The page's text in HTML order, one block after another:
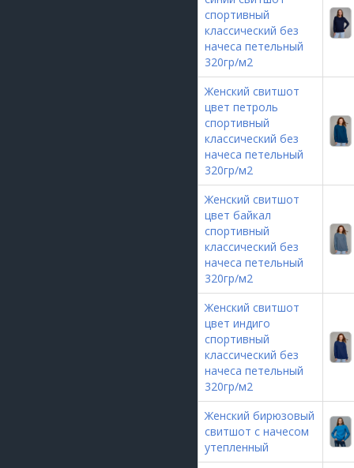
спортивный
классический без
начеса петельный
320гр/м2
Женский свитшот
цвет петроль
спортивный
классический без
начеса петельный
320гр/м2
Женский свитшот
цвет байкал
спортивный
классический без
начеса петельный
320гр/м2
Женский свитшот
цвет индиго
спортивный
классический без
начеса петельный
320гр/м2
Женский бирюзовый
свитшот с начесом
утепленный